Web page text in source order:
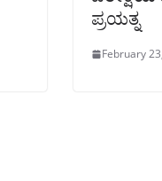
ಪ್ರಯತ್ನ
February